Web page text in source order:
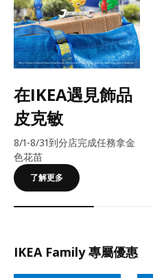
在IKEA遇見飾品
皮克敏
8/1-8/31到分店完成任務拿金
色花苗
了解更多
IKEA Family 專屬優惠